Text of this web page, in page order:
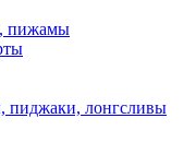
пижамы
пиджаки, лонгсливы